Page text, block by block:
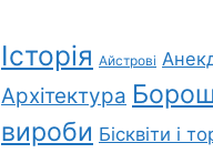
Історія Айстрові
Архітектура
вироби Бісквіти і